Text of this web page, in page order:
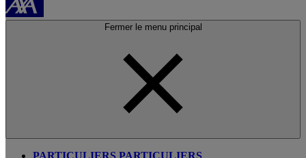
Fermer le menu principal
PARTICULIERS PARTICULIERS